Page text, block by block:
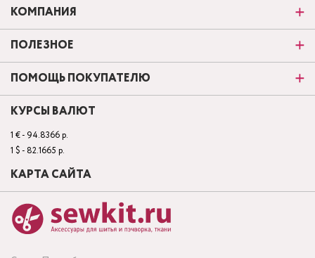
КОМПАНИЯ
ПОЛЕЗНОЕ
ПОМОЩЬ ПОКУПАТЕЛЮ
КУРСЫ ВАЛЮТ
1 € - 94.8366 р.
1 $ - 82.1665 р.
КАРТА САЙТА